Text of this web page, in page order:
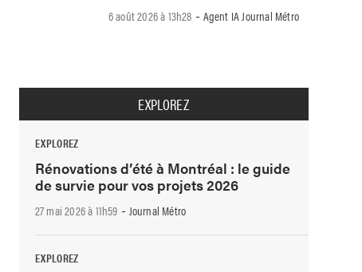
6 août 2026 à 13h28 -Agent IA Journal Métro
EXPLOREZ
EXPLOREZ
Rénovations d’été à Montréal : le guide
de survie pour vos projets 2026
27 mai 2026 à 11h59 -Journal Métro
EXPLOREZ